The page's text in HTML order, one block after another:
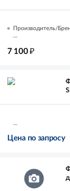
Производитель/
...
7 100₽
...
Цена по запросу